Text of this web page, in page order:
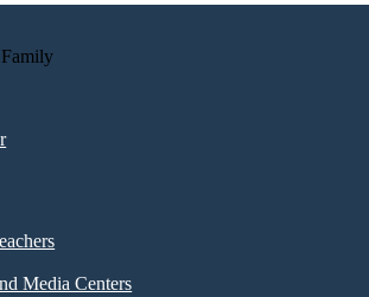
Media Centers